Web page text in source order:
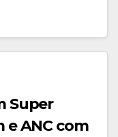
Super
ANC com